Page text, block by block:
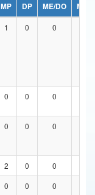
MP DP ME/DO
MP/
1 0 0
0 0 0
0 0 0
2 0 0
0 0 0